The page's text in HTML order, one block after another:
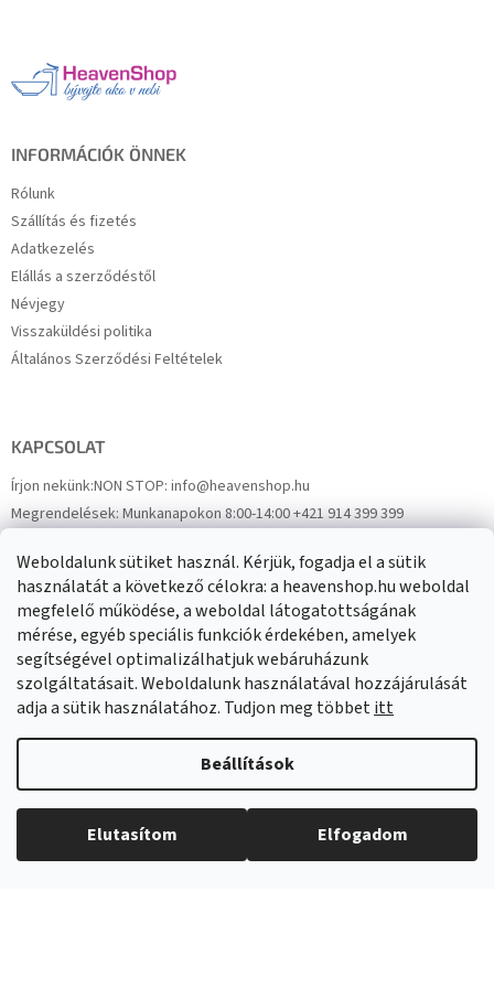
Weboldalunk sütiket használ. Kérjük, fogadja el a sütik
használatát a következő célokra: a heavenshop.hu weboldal
megfelelő működése, a weboldal látogatottságának
mérése, egyéb speciális funkciók érdekében, amelyek
segítségével optimalizálhatjuk webáruházunk
szolgáltatásait. Weboldalunk használatával hozzájárulását
adja a sütik használatához. Tudjon meg többetitt
Beállítások
Elutasítom Elfogadom
INFORMÁCIÓK ÖNNEK
Rólunk
Szállítás és fizetés
Adatkezelés
Elállás a szerződéstől
Névjegy
Visszaküldési politika
Általános Szerződési Feltételek
KAPCSOLAT
Írjon nekünk:NON STOP: info@heavenshop.hu
Megrendelések:Munkanapokon 8:00-14:00 +421 914 399 399
FacebookHeavenShop.sk
Eredményeink